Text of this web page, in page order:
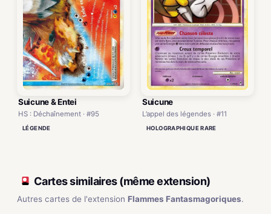
Suicune & Entei
HS : Déchaînement · #95
LÉGENDE
Suicune
L’appel des légendes · #11
HOLOGRAPHIQUE RARE
Cartes similaires (même extension)
Autres cartes de l'extension Flammes Fantasmagoriques.